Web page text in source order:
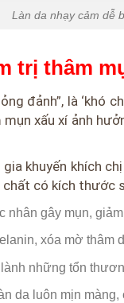
Làn da nhạy cảm dễ
trị thâm
đảnh”, là ‘khó
xấu xí ảnh
khuyến khích
có kích thước
nhân gây mụn,
xóa mờ thâm
những tổn
da luôn mịn màng,